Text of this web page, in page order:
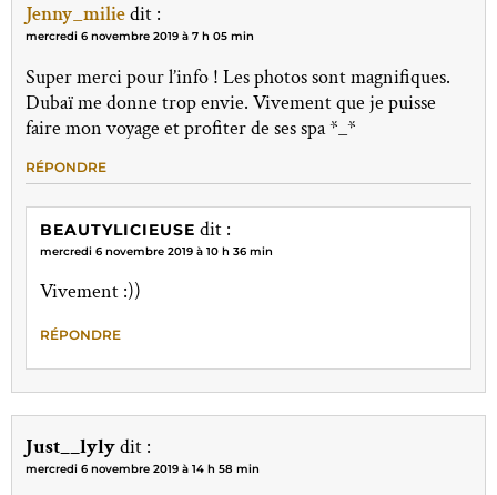
Jenny_miliedit :
mercredi 6 novembre 2019 à 7 h 05 min
Super merci pour l’info ! Les photos sont magnifiques.
Dubaï me donne trop envie. Vivement que je puisse
faire mon voyage et profiter de ses spa *_*
RÉPONDRE
BEAUTYLICIEUSE dit :
mercredi 6 novembre 2019 à 10 h 36 min
Vivement :))
RÉPONDRE
Just__lylydit :
mercredi 6 novembre 2019 à 14 h 58 min